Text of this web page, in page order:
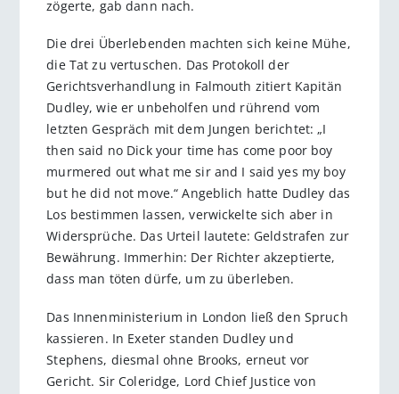
zögerte, gab dann nach.
Die drei Überlebenden machten sich keine Mühe,
die Tat zu vertuschen. Das Protokoll der
Gerichtsverhandlung in Falmouth zitiert Kapitän
Dudley, wie er unbeholfen und rührend vom
letzten Gespräch mit dem Jungen berichtet: „I
then said no Dick your time has come poor boy
murmered out what me sir and I said yes my boy
but he did not move.“ Angeblich hatte Dudley das
Los bestimmen lassen, verwickelte sich aber in
Widersprüche. Das Urteil lautete: Geldstrafen zur
Bewährung. Immerhin: Der Richter akzeptierte,
dass man töten dürfe, um zu überleben.
Das Innenministerium in London ließ den Spruch
kassieren. In Exeter standen Dudley und
Stephens, diesmal ohne Brooks, erneut vor
Gericht. Sir Coleridge, Lord Chief Justice von